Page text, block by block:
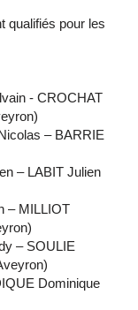
qualifiés pour les
- CROCHAT
– BARRIE
– LABIT Julien
– MILLIOT
– SOULIE
Dominique